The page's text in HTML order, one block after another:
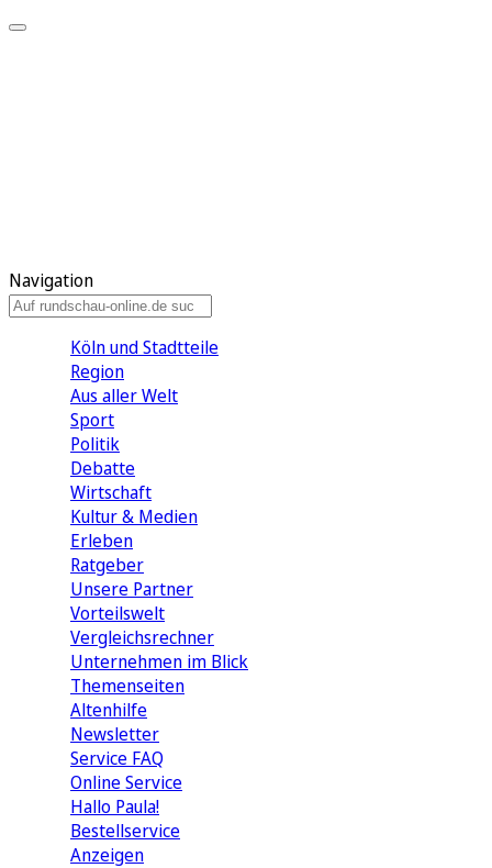
Navigation
Köln und Stadtteile
Region
Aus aller Welt
Sport
Politik
Debatte
Wirtschaft
Kultur & Medien
Erleben
Ratgeber
Unsere Partner
Vorteilswelt
Vergleichsrechner
Unternehmen im Blick
Themenseiten
Altenhilfe
Newsletter
Service FAQ
Online Service
Hallo Paula!
Bestellservice
Anzeigen